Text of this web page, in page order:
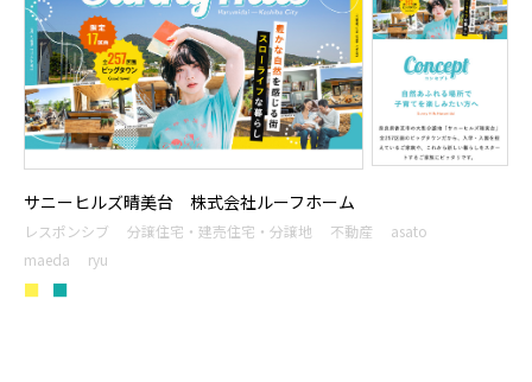
サニーヒルズ晴美台 株式会社ルーフホーム
レスポンシブ 分譲住宅・建売住宅・分譲地 不動産
asato
maeda
ryu
■ ■